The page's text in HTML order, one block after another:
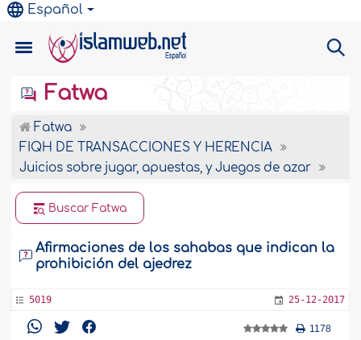
Español
Fatwa
Fatwa
FIQH DE TRANSACCIONES Y HERENCIA
Juicios sobre jugar, apuestas, y Juegos de azar
Buscar Fatwa
Afirmaciones de los sahabas que indican la
prohibición del ajedrez
5019 25-12-2017
1178